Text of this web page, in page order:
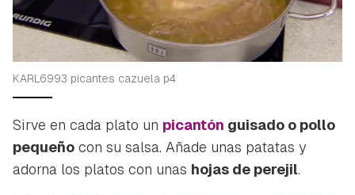
KARL6993 picantes cazuela p4
Sirve en cada plato un picantón guisado o pollo
pequeño con su salsa. Añade unas patatas y
adorna los platos con unas hojas de perejil.